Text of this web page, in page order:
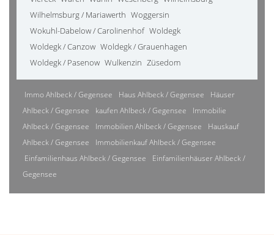
Wilhelmsburg / Mariawerth Woggersin
Wokuhl-Dabelow / Carolinenhof Woldegk
Woldegk / Canzow Woldegk / Grauenhagen
Woldegk / Pasenow Wulkenzin Züsedom
Immo Ahlbeck / Gegensee Haus Ahlbeck / Gegensee
Häuser
Ahlbeck / Gegensee
kaufen Ahlbeck / Gegensee
Immobilie
Ahlbeck / Gegensee
Immobilien Ahlbeck / Gegensee
Hauskauf
Ahlbeck / Gegensee
Immobilienkauf Ahlbeck / Gegensee
Einfamilienhaus Ahlbeck / Gegensee
Einfamilienhäuser Ahlbeck /
Gegensee